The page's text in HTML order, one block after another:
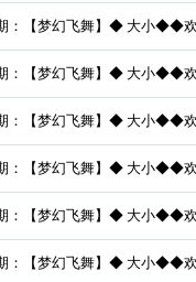
：【梦幻飞舞】◆ 大小◆◆欢
：【梦幻飞舞】◆ 大小◆◆欢
：【梦幻飞舞】◆ 大小◆◆欢
：【梦幻飞舞】◆ 大小◆◆欢
：【梦幻飞舞】◆ 大小◆◆欢
：【梦幻飞舞】◆ 大小◆◆欢